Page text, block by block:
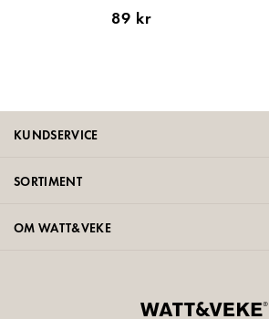
89 kr
KUNDSERVICE
SORTIMENT
OM WATT&VEKE